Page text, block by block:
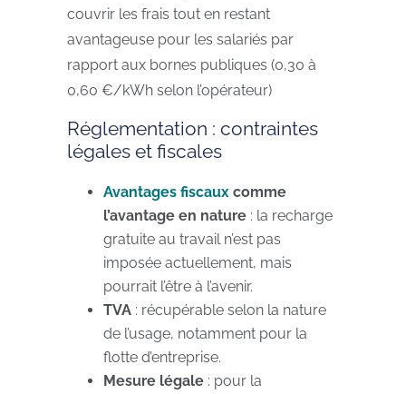
couvrir les frais tout en restant
avantageuse pour les salariés par
rapport aux bornes publiques (0,30 à
0,60 €/kWh selon l’opérateur)
​​Réglementation : contraintes
légales et fiscales
Avantages fiscaux comme
l’avantage en nature : la recharge
gratuite au travail n’est pas
imposée actuellement, mais
pourrait l’être à l’avenir.
TVA : récupérable selon la nature
de l’usage, notamment pour la
flotte d’entreprise.
Mesure légale : pour la